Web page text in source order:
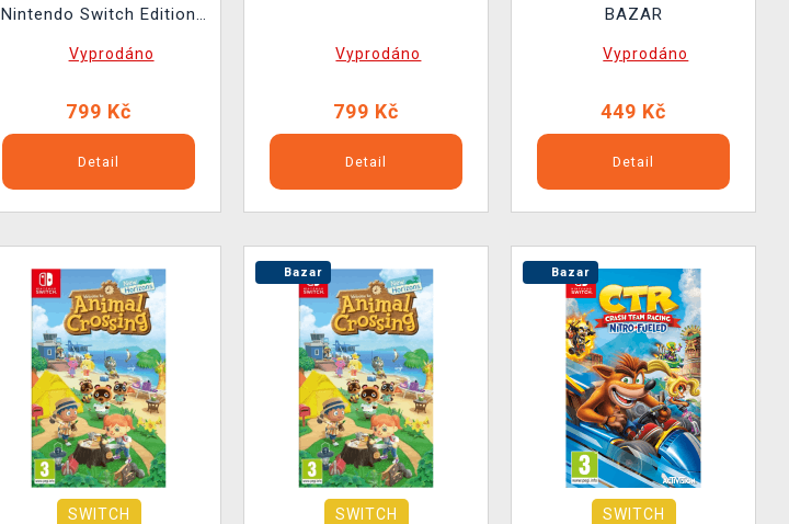
Nintendo Switch Edition
Vyprodáno
799 Kč
Detail
Vyprodáno
799 Kč
Detail
BAZAR
Vyprodáno
449 Kč
Detail
SWITCH
Bazar
SWITCH
Bazar
SWITCH